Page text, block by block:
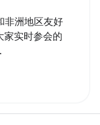
非洲地区友好
家实时参会的